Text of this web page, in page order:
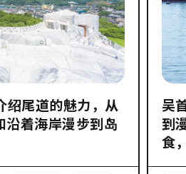
绍尾道的魅力，从
沿着海岸漫步到岛
吴
到
食